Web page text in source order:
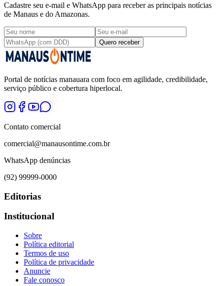
Cadastre seu e-mail e WhatsApp para receber as principais notícias
de Manaus e do Amazonas.
Quero receber
Portal de notícias manauara com foco em agilidade, credibilidade,
serviço público e cobertura hiperlocal.
Contato comercial
comercial@manausontime.com.br
WhatsApp denúncias
(92) 99999-0000
Editorias
Institucional
Sobre
Política editorial
Termos de uso
Política de privacidade
Anuncie
Fale conosco